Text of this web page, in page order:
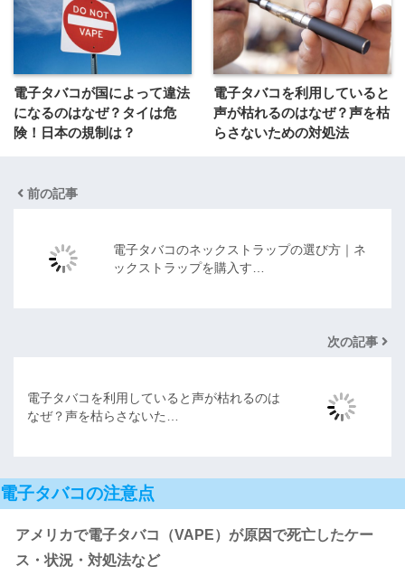
電子タバコが国によって違法
になるのはなぜ？タイは危
険！日本の規制は？
電子タバコを利用していると
声が枯れるのはなぜ？声を枯
らさないための対処法
前の記事
電子タバコのネックストラップの選び方｜ネ
ックストラップを購入す…
次の記事
電子タバコを利用していると声が枯れるのは
なぜ？声を枯らさないた…
電子タバコの注意点
アメリカで電子タバコ（VAPE）が原因で死亡したケー
ス・状況・対処法など